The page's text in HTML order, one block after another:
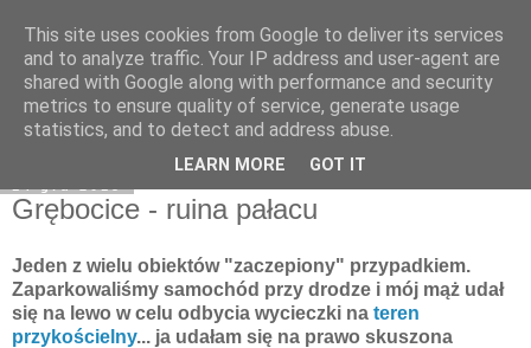
Moje miejsce
Grębocice - ruina pałacu
Jeden z wielu obiektów "zaczepiony" przypadkiem.
Zaparkowaliśmy samochód przy drodze i mój mąż udał
się na lewo w celu odbycia wycieczki na teren
przykościelny... ja udałam się na prawo skuszona
This site uses cookies from Google to deliver its services
and to analyze traffic. Your IP address and user-agent are
shared with Google along with performance and security
metrics to ensure quality of service, generate usage
statistics, and to detect and address abuse.
LEARN MORE GOT IT